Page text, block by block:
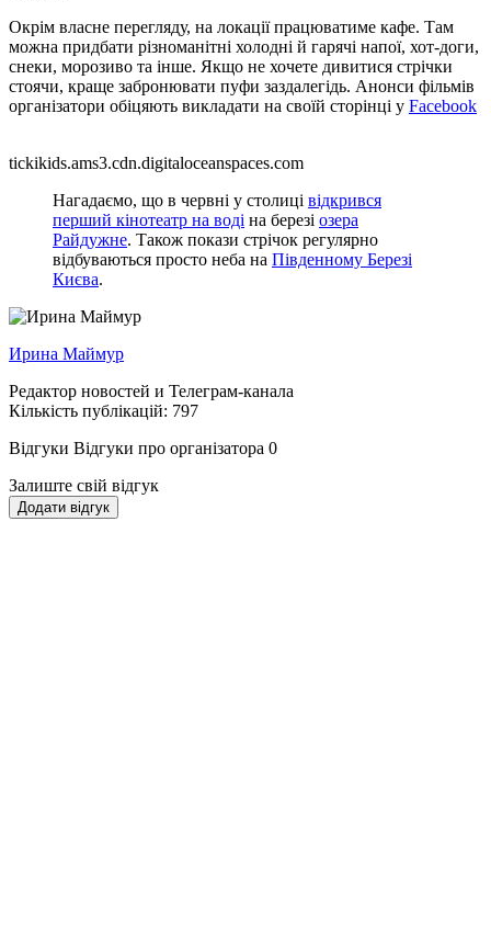
Окрім власне перегляду, на локації працюватиме кафе. Там
можна придбати різноманітні холодні й гарячі напої, хот-доги,
снеки, морозиво та інше. Якщо не хочете дивитися стрічки
стоячи, краще забронювати пуфи заздалегідь. Анонси фільмів
організатори обіцяють викладати на своїй сторінці у Facebook
tickikids.ams3.cdn.digitaloceanspaces.com
Нагадаємо, що в червні у столиці відкрився
перший кінотеатр на воді на березі озера
Райдужне. Також покази стрічок регулярно
відбуваються просто неба на Південному Березі
Києва.
Ирина Маймур
Редактор новостей и Телеграм-канала
Кількість публікацій: 797
Відгуки Відгуки про організатора 0
Залиште свій відгук
Додати відгук